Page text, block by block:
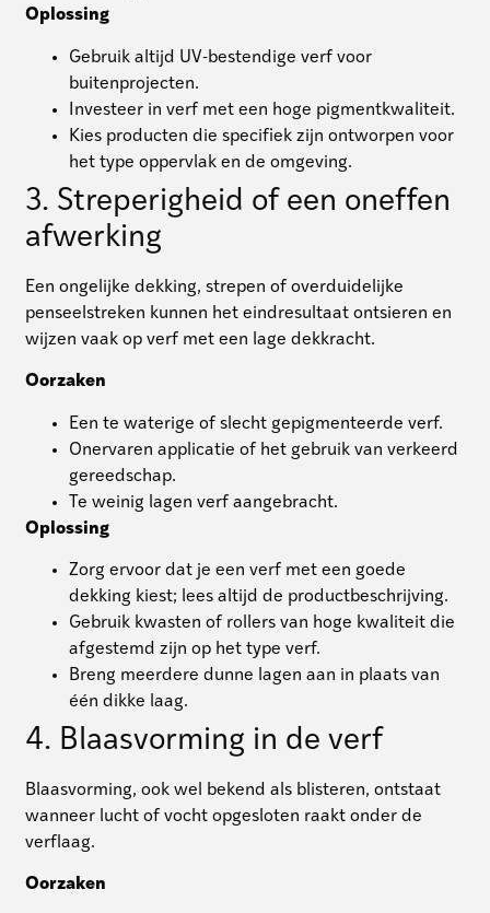
Oplossing
Gebruik altijd UV-bestendige verf voor
buitenprojecten.
Investeer in verf met een hoge pigmentkwaliteit.
Kies producten die specifiek zijn ontworpen voor
het type oppervlak en de omgeving.
3. Streperigheid of een oneffen
afwerking
Een ongelijke dekking, strepen of overduidelijke
penseelstreken kunnen het eindresultaat ontsieren en
wijzen vaak op verf met een lage dekkracht.
Oorzaken
Een te waterige of slecht gepigmenteerde verf.
Onervaren applicatie of het gebruik van verkeerd
gereedschap.
Te weinig lagen verf aangebracht.
Oplossing
Zorg ervoor dat je een verf met een goede
dekking kiest; lees altijd de productbeschrijving.
Gebruik kwasten of rollers van hoge kwaliteit die
afgestemd zijn op het type verf.
Breng meerdere dunne lagen aan in plaats van
één dikke laag.
4. Blaasvorming in de verf
Blaasvorming, ook wel bekend als blisteren, ontstaat
wanneer lucht of vocht opgesloten raakt onder de
verflaag.
Oorzaken